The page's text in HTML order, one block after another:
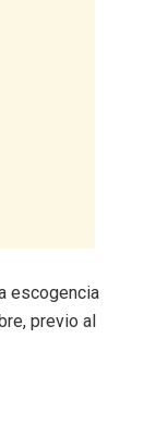
escogencia
previo al